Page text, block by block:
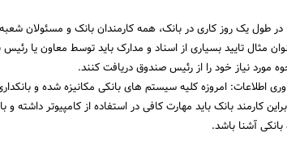
طول یک روز کاری در بانک، همه کارمندان بانک و مسئولان
مثال تایید بسیاری از اسناد و مدارک باید توسط معاون یا رئیس
مورد نیاز خود را از رئیس صندوق دریافت کنند.
اطلاعات: امروزه کلیه سیستم های بانکی مکانیزه شده و
کارمند بانک باید مهارت کافی در استفاده از کامپیوتر داشته و
آشنا باشد.